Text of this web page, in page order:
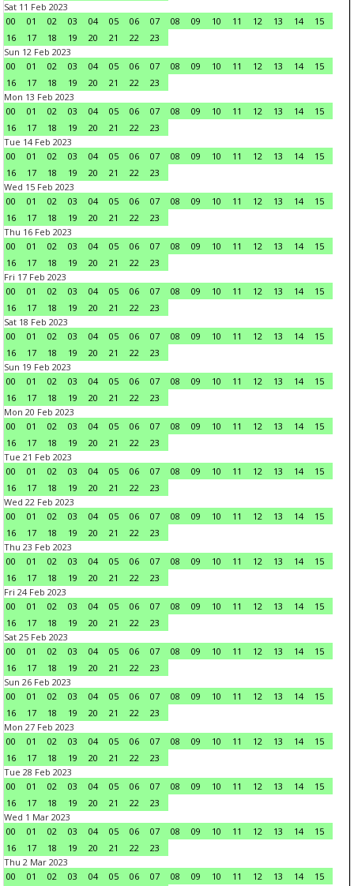
Sat 11 Feb 2023
00
01 02 03 04 05 06 07 08 09 10 11 12 13 14
15
16
17 18 19 20 21 22
23
Sun 12 Feb 2023
00
01 02 03 04 05 06 07 08 09 10 11 12 13 14
15
16
17 18 19 20 21 22
23
Mon 13 Feb 2023
00
01 02 03 04 05 06 07 08 09 10 11 12 13 14
15
16
17 18 19 20 21 22
23
Tue 14 Feb 2023
00
01 02 03 04 05 06 07 08 09 10 11 12 13 14
15
16
17 18 19 20 21 22
23
Wed 15 Feb 2023
00
01 02 03 04 05 06 07 08 09 10 11 12 13 14
15
16
17 18 19 20 21 22
23
Thu 16 Feb 2023
00
01 02 03 04 05 06 07 08 09 10 11 12 13 14
15
16
17 18 19 20 21 22
23
Fri 17 Feb 2023
00
01 02 03 04 05 06 07 08 09 10 11 12 13 14
15
16
17 18 19 20 21 22
23
Sat 18 Feb 2023
00
01 02 03 04 05 06 07 08 09 10 11 12 13 14
15
16
17 18 19 20 21 22
23
Sun 19 Feb 2023
00
01 02 03 04 05 06 07 08 09 10 11 12 13 14
15
16
17 18 19 20 21 22
23
Mon 20 Feb 2023
00
01 02 03 04 05 06 07 08 09 10 11 12 13 14
15
16
17 18 19 20 21 22
23
Tue 21 Feb 2023
00
01 02 03 04 05 06 07 08 09 10 11 12 13 14
15
16
17 18 19 20 21 22
23
Wed 22 Feb 2023
00
01 02 03 04 05 06 07 08 09 10 11 12 13 14
15
16
17 18 19 20 21 22
23
Thu 23 Feb 2023
00
01 02 03 04 05 06 07 08 09 10 11 12 13 14
15
16
17 18 19 20 21 22
23
Fri 24 Feb 2023
00
01 02 03 04 05 06 07 08 09 10 11 12 13 14
15
16
17 18 19 20 21 22
23
Sat 25 Feb 2023
00
01 02 03 04 05 06 07 08 09 10 11 12 13 14
15
16
17 18 19 20 21 22
23
Sun 26 Feb 2023
00
01 02 03 04 05 06 07 08 09 10 11 12 13 14
15
16
17 18 19 20 21 22
23
Mon 27 Feb 2023
00
01 02 03 04 05 06 07 08 09 10 11 12 13 14
15
16
17 18 19 20 21 22
23
Tue 28 Feb 2023
00
01 02 03 04 05 06 07 08 09 10 11 12 13 14
15
16
17 18 19 20 21 22
23
Wed 1 Mar 2023
00
01 02 03 04 05 06 07 08 09 10 11 12 13 14
15
16
17 18 19 20 21 22
23
Thu 2 Mar 2023
00
01 02 03 04 05 06 07 08 09 10 11 12 13 14
15